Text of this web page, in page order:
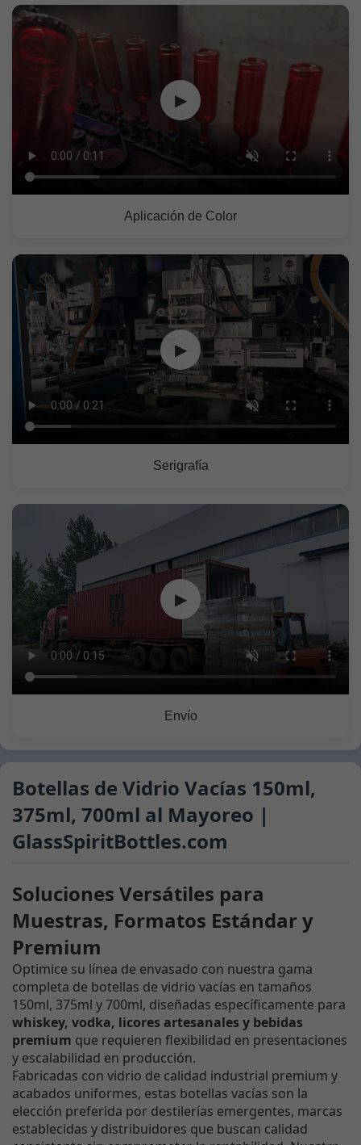
▶
Aplicación de Color
▶
Serigrafía
▶
Envío
Botellas de Vidrio Vacías 150ml,
375ml, 700ml al Mayoreo |
GlassSpiritBottles.com
Soluciones Versátiles para
Muestras, Formatos Estándar y
Premium
Optimice su línea de envasado con nuestra gama
completa de botellas de vidrio vacías en tamaños
150ml, 375ml y 700ml, diseñadas específicamente para
whiskey, vodka, licores artesanales y bebidas
premium que requieren flexibilidad en presentaciones
y escalabilidad en producción.
Fabricadas con vidrio de calidad industrial premium y
acabados uniformes, estas botellas vacías son la
elección preferida por destilerías emergentes, marcas
establecidas y distribuidores que buscan calidad